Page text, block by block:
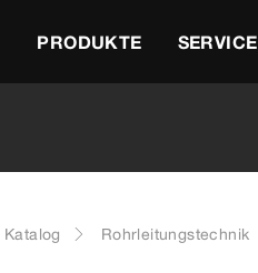
PRODUKTE SERVICE
Katalog Rohrleitungstechnik